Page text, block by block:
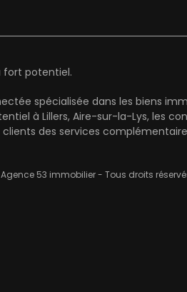
fort potentiel.
spécialisée dans les biens
à Lillers, Aire-sur-la-Lys, les
des services
53 immobilier - Tous droits